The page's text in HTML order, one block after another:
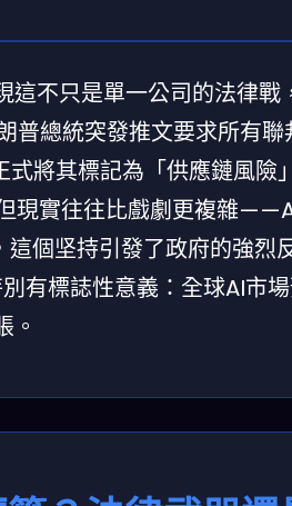
不只是單一公司的法律戰
總統突發推文要求所有
其標記為「供應鏈風險
現實往往比戲劇更複雜
個坚持引發了政府的強烈
有標誌性意義：全球AI市
。